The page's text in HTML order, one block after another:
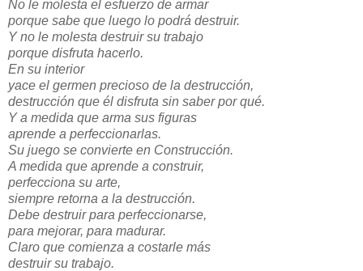
No le molesta el esfuerzo de armar
porque sabe que luego lo podrá destruir.
Y no le molesta destruir su trabajo
porque disfruta hacerlo.
En su interior
yace el germen precioso de la destrucción,
destrucción que él disfruta sin saber por qué.
Y a medida que arma sus figuras
aprende a perfeccionarlas.
Su juego se convierte en Construcción.
A medida que aprende a construir,
perfecciona su arte,
siempre retorna a la destrucción.
Debe destruir para perfeccionarse,
para mejorar, para madurar.
Claro que comienza a costarle más
destruir su trabajo.